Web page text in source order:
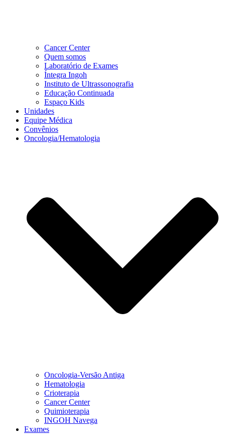
Cancer Center
Quem somos
Laboratório de Exames
Íntegra Ingoh
Instituto de Ultrassonografia
Educação Continuada
Espaço Kids
Unidades
Equipe Médica
Convênios
Oncologia/Hematologia
Oncologia-Versão Antiga
Hematologia
Crioterapia
Cancer Center
Quimioterapia
INGOH Navega
Exames